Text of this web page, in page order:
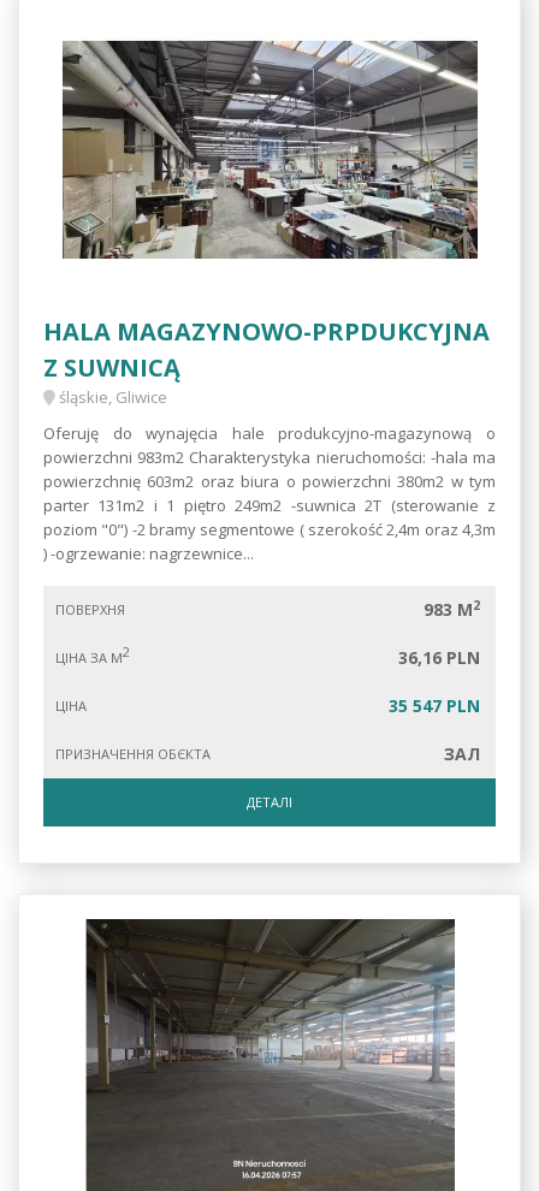
HALA MAGAZYNOWO-PRPDUKCYJNA
Z SUWNICĄ
śląskie, Gliwice
Oferuję do wynajęcia hale produkcyjno-magazynową o
powierzchni 983m2 Charakterystyka nieruchomości: -hala ma
powierzchnię 603m2 oraz biura o powierzchni 380m2 w tym
parter 131m2 i 1 piętro 249m2 -suwnica 2T (sterowanie z
poziom "0") -2 bramy segmentowe ( szerokość 2,4m oraz 4,3m
) -ogrzewanie: nagrzewnice...
ПОВЕРХНЯ 983 M2
ЦІНА ЗА М2 36,16 PLN
ЦІНА 35 547 PLN
ПРИЗНАЧЕННЯ ОБЄКТА ЗАЛ
ДЕТАЛІ